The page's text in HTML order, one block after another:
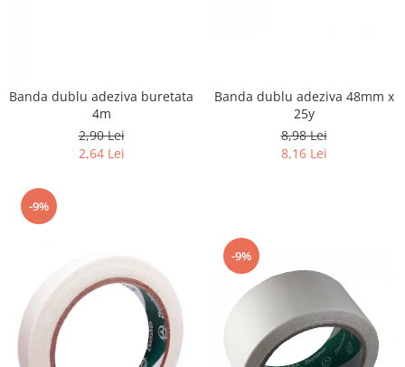
Banda dublu adeziva buretata
4m
2,90 Lei
2,64 Lei
Banda dublu adeziva 48mm x
25y
8,98 Lei
8,16 Lei
-9%
-9%